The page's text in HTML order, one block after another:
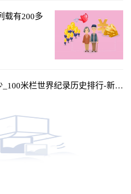
载有200多
米栏世界纪录历史排行-新资